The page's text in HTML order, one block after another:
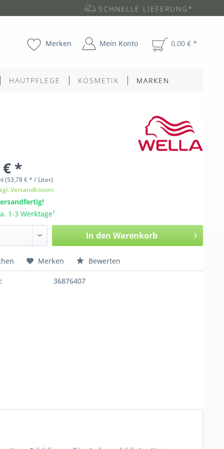
SCHNELLE LIEFERUNG*
Merken Mein Konto 0,00 € *
HAUTPFLEGE KOSMETIK MARKEN
€ *
(53,78 € * / Liter)
Versandkosten
1-3 Werktage†
In den Warenkorb
Merken Bewerten
36876407